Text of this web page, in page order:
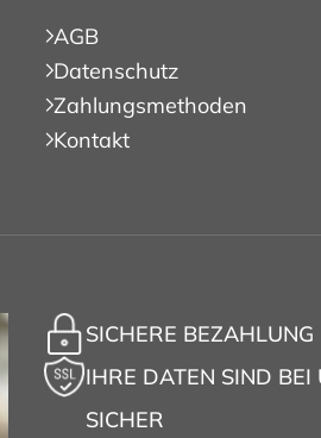
AGB
Datenschutz
Zahlungsmethoden
Kontakt
SICHERE BEZAHLUNG
IHRE DATEN SIND BEI
SICHER